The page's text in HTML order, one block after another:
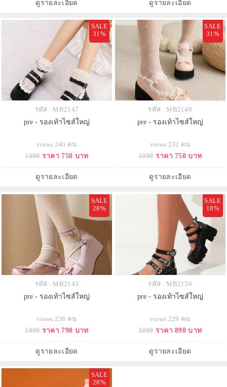
ดูรายละเอียด ดูรายละเอียด
SALE
31%
รหัส : MB2147
pre - รองเท้าไซส์ใหญ่
views 240 คน
1090 ราคา 750 บาท
ดูรายละเอียด
SALE
31%
รหัส : MB2148
pre - รองเท้าไซส์ใหญ่
views 232 คน
1090 ราคา 750 บาท
ดูรายละเอียด
SALE
28%
รหัส : MB2143
pre - รองเท้าไซส์ใหญ่
views 238 คน
1090 ราคา 790 บาท
ดูรายละเอียด
SALE
18%
รหัส : MB2156
pre - รองเท้าไซส์ใหญ่
views 229 คน
1090 ราคา 890 บาท
ดูรายละเอียด
SALE
28%